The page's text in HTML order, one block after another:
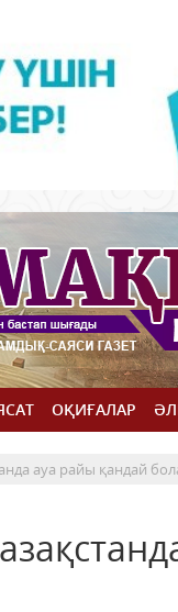
ОҚИҒАЛАР
ауа райы қандай